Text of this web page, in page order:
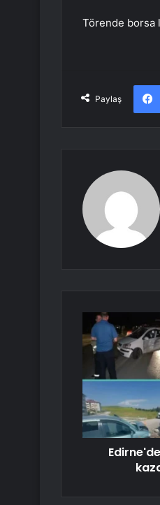
Törende borsa
Paylaş